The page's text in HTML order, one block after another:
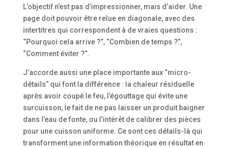
L’objectif n’est pas d’impressionner, mais d’aider. Une
page doit pouvoir être relue en diagonale, avec des
intertitres qui correspondent à de vraies questions :
“Pourquoi cela arrive ?”, “Combien de temps ?”,
“Comment éviter ?”.
J’accorde aussi une place importante aux “micro-
détails” qui font la différence : la chaleur résiduelle
après avoir coupé le feu, l’égouttage qui évite une
surcuisson, le fait de ne pas laisser un produit baigner
dans l’eau de fonte, ou l’intérêt de calibrer des pièces
pour une cuisson uniforme. Ce sont ces détails-là qui
transforment une information théorique en résultat en